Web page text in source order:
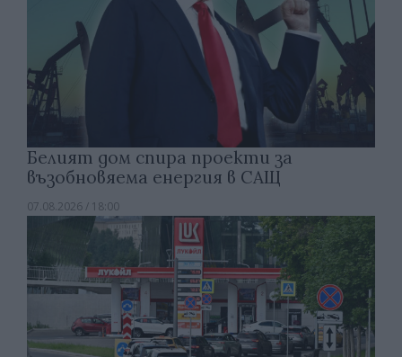
Белият дом спира проекти за
възобновяема енергия в САЩ
07.08.2026 / 18:00